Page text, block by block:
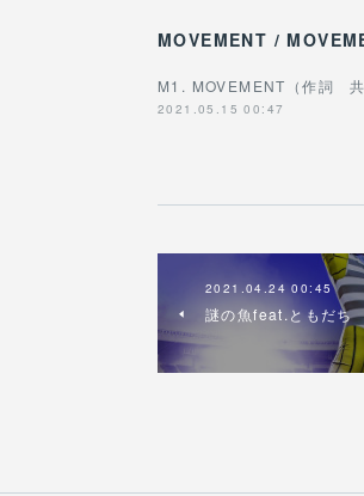
MOVEMENT /
M1. MOVEMENT（作詞
2021.05.15 00:47
2021.04.24 00:45
謎の魚feat.ともだち